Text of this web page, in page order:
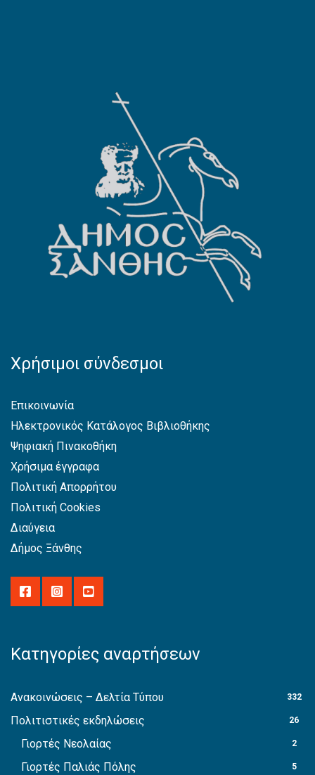
Χρήσιμοι σύνδεσμοι
Επικοινωνία
Ηλεκτρονικός Κατάλογος Βιβλιοθήκης
Ψηφιακή Πινακοθήκη
Χρήσιμα έγγραφα
Πολιτική Απορρήτου
Πολιτική Cookies
Διαύγεια
Δήμος Ξάνθης
Κατηγορίες αναρτήσεων
Ανακοινώσεις – Δελτία Τύπου 332
Πολιτιστικές εκδηλώσεις 26
Γιορτές Νεολαίας 2
Γιορτές Παλιάς Πόλης 5